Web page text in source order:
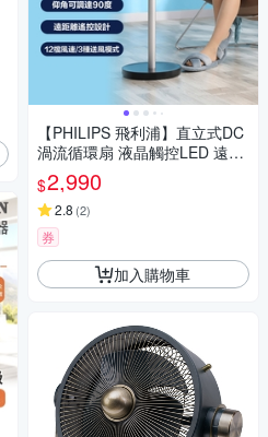
【PHILIPS 飛利浦】直立式DC
渦流循環扇 液晶觸控LED 遠距
離遙控設計-ACR3142CF
$2,990
2.8 (2)
券
加入購物車